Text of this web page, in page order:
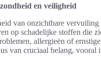
en veiligheid
van onzichtbare
op schadelijke stoffen die
allergieën of
van cruciaal belang, vooral